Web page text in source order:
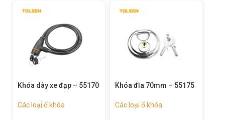
dây xe đạp – 55170
loại ổ khóa
Khóa đĩa 70mm – 55175
Các loại ổ khóa
Ổ khóa